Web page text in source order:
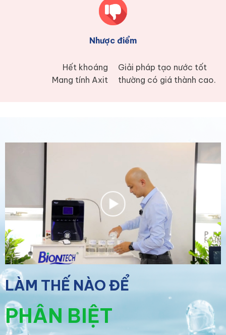
Hết khoáng
Mang tính Axit
Nhược điểm
Giải pháp tạo nước tốt
thường có giá thành cao.
LÀM THẾ NÀO ĐỂ
PHÂN BIỆT